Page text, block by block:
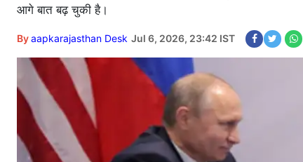
आगे बात बढ़ चुकी है।
Byaapkarajasthan Desk Jul 6, 2026, 23:42 IST